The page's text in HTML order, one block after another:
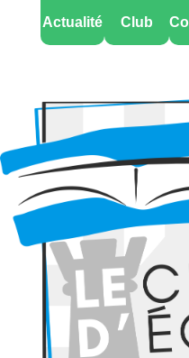
Actualité Club